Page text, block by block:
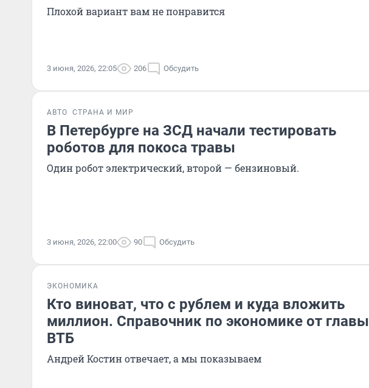
Плохой вариант вам не понравится
3 июня, 2026, 22:05 206 Обсудить
АВТО СТРАНА И МИР
В Петербурге на ЗСД начали тестировать
роботов для покоса травы
Один робот электрический, второй — бензиновый.
3 июня, 2026, 22:00 90 Обсудить
ЭКОНОМИКА
Кто виноват, что с рублем и куда вложить
миллион. Справочник по экономике от главы
ВТБ
Андрей Костин отвечает, а мы показываем